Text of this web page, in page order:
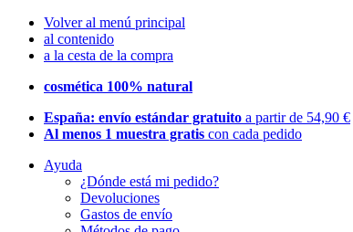
Volver al menú principal
al contenido
a la cesta de la compra
cosmética 100% natural
España: envío estándar gratuito a partir de 54,90 €
Al menos 1 muestra gratis con cada pedido
Ayuda
¿Dónde está mi pedido?
Devoluciones
Gastos de envío